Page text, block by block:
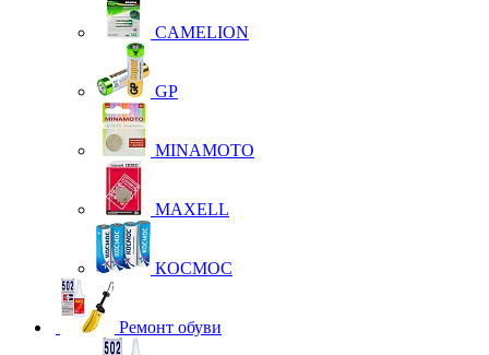
CAMELION
GP
MINAMOTO
MAXELL
КОСМОС
Ремонт обуви